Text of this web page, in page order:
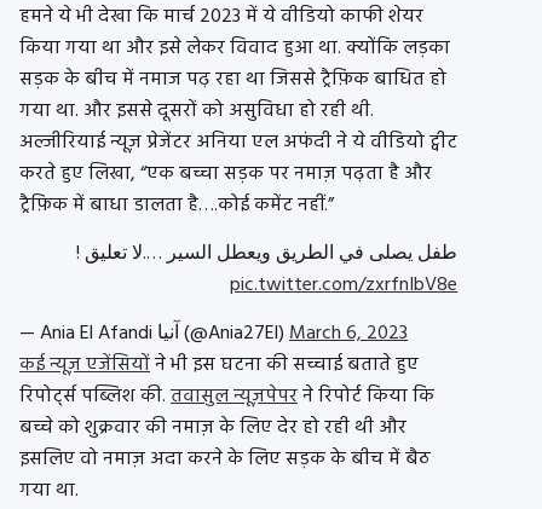
हमने ये भी देखा कि मार्च 2023 में ये वीडियो काफी शेयर
किया गया था और इसे लेकर विवाद हुआ था. क्योंकि लड़का
सड़क के बीच में नमाज पढ़ रहा था जिससे ट्रैफ़िक बाधित हो
गया था. और इससे दूसरों को असुविधा हो रही थी.
अल्जीरियाई न्यूज़ प्रेजेंटर अनिया एल अफंदी ने ये वीडियो ट्वीट
करते हुए लिखा, “एक बच्चा सड़क पर नमाज़ पढ़ता है और
ट्रैफ़िक में बाधा डालता है….कोई कमेंट नहीं.”
طفل يصلى في الطريق ويعطل السير ….لا تعليق !
pic.twitter.com/zxrfnIbV8e
— Ania El Afandi آنيا (@Ania27El)March 6, 2023
कई न्यूज़ एजेंसियोंने भी इस घटना की सच्चाई बताते हुए
रिपोर्ट्स पब्लिश की.तवासुल न्यूज़पेपरने रिपोर्ट किया कि
बच्चे को शुक्रवार की नमाज़ के लिए देर हो रही थी और
इसलिए वो नमाज़ अदा करने के लिए सड़क के बीच में बैठ
गया था.